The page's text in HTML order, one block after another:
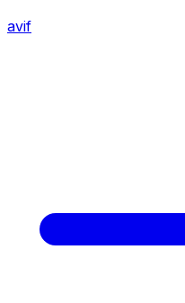
avif